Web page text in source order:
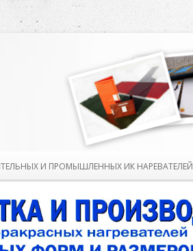
И ПРОМЫШЛЕННЫХ ИК НАРЕВАТЕЛЕЙ